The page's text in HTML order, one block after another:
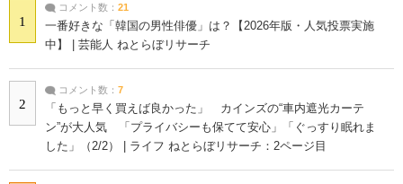
1
コメント数： 21
一番好きな「韓国の男性俳優」は？【2026年版・人気投票実施
中】 | 芸能人 ねとらぼリサーチ
2
コメント数： 7
「もっと早く買えば良かった」 カインズの“車内遮光カーテ
ン”が大人気 「プライバシーも保てて安心」「ぐっすり眠れま
した」（2/2） | ライフ ねとらぼリサーチ：2ページ目